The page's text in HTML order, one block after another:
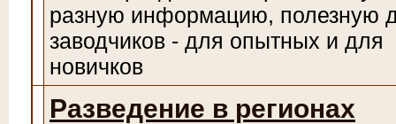
разную информацию, полезную
заводчиков - для опытных и для
новичков
Разведение в регионах